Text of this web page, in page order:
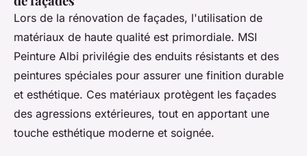
Lors de la rénovation de façades, l'utilisation de
matériaux de haute qualité est primordiale. MSI
Peinture Albi privilégie des enduits résistants et des
peintures spéciales pour assurer une finition durable
et esthétique. Ces matériaux protègent les façades
des agressions extérieures, tout en apportant une
touche esthétique moderne et soignée.